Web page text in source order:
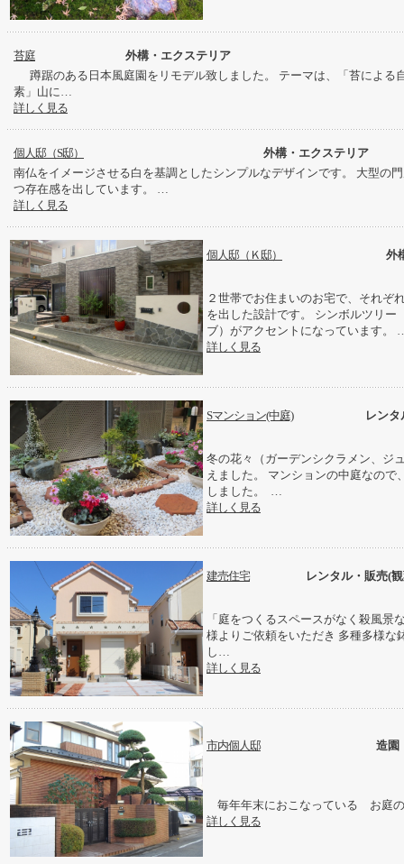
苔庭
外構・エクステリア
蹲踞のある日本風庭園をリモデル致しました。 テーマは、「苔による
素」山に…
詳しく見る
個人邸（S邸）
外構・エクステリア
南仏をイメージさせる白を基調としたシンプルなデザインです。 大型の
つ存在感を出しています。 …
詳しく見る
個人邸（Ｋ邸） 外
２世帯でお住まいのお宅で、それぞ
を出した設計です。 シンボルツリ
ブ）がアクセントになっています。
詳しく見る
Sマンション(中庭) レン
冬の花々（ガーデンシクラメン、ジ
えました。 マンションの中庭なの
しました。 …
詳しく見る
建売住宅 レンタル・販売(
「庭をつくるスペースがなく殺風
様よりご依頼をいただき 多種多様な
し…
詳しく見る
市内個人邸 造園
毎年年末におこなっている お庭
詳しく見る